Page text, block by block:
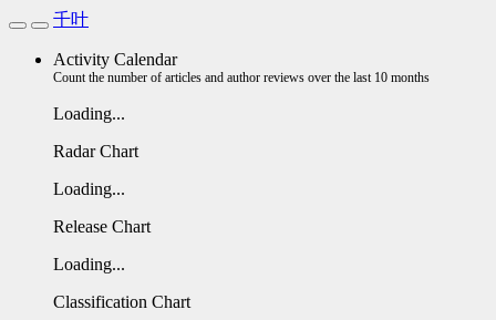
千叶
Activity Calendar
Count the number of articles and author reviews over the last 10 months
Loading...
Radar Chart
Loading...
Release Chart
Loading...
Classification Chart